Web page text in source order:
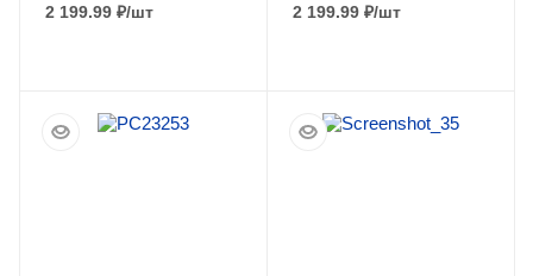
2 199.99 ₽/шт
ПОДРОБНЕЕ
2 199.99 ₽/шт
ПОДРОБНЕЕ